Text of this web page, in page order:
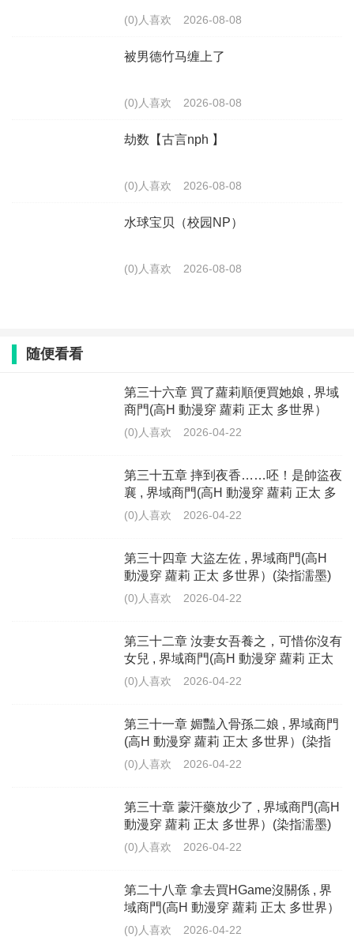
(0)人喜欢 2026-08-08
被男德竹马缠上了
(0)人喜欢 2026-08-08
劫数【古言nph 】
(0)人喜欢 2026-08-08
水球宝贝（校园NP）
(0)人喜欢 2026-08-08
随便看看
第三十六章 買了蘿莉順便買她娘 , 界域
商門(高H 動漫穿 蘿莉 正太 多世界）
(染指濡墨)
(0)人喜欢 2026-04-22
第三十五章 摔到夜香……呸！是帥盜夜
襄 , 界域商門(高H 動漫穿 蘿莉 正太 多
世界）(染指濡墨)
(0)人喜欢 2026-04-22
第三十四章 大盜左佐 , 界域商門(高H
動漫穿 蘿莉 正太 多世界）(染指濡墨)
(0)人喜欢 2026-04-22
第三十二章 汝妻女吾養之，可惜你沒有
女兒 , 界域商門(高H 動漫穿 蘿莉 正太
多世界）(染指濡墨)
(0)人喜欢 2026-04-22
第三十一章 媚豔入骨孫二娘 , 界域商門
(高H 動漫穿 蘿莉 正太 多世界）(染指
濡墨)
(0)人喜欢 2026-04-22
第三十章 蒙汗藥放少了 , 界域商門(高H
動漫穿 蘿莉 正太 多世界）(染指濡墨)
(0)人喜欢 2026-04-22
第二十八章 拿去買HGame沒關係 , 界
域商門(高H 動漫穿 蘿莉 正太 多世界）
(染指濡墨)
(0)人喜欢 2026-04-22